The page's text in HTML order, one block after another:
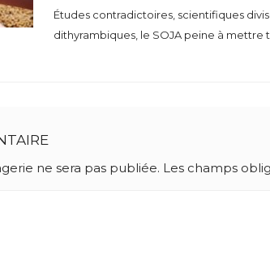
Études contradictoires, scientifiques
dithyrambiques, le SOJA peine à mettre
ne sera pas publiée. Les champs